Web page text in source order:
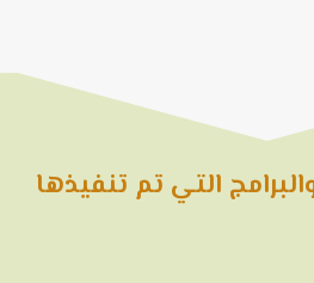
التي تم تنفيذها